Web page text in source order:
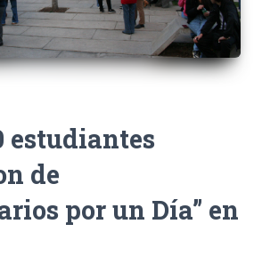
estudiantes
de
por un Día” en